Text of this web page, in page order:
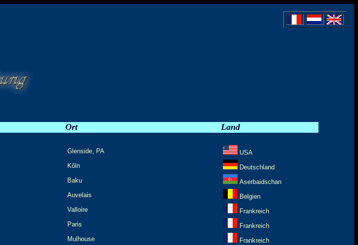
Ort Land
Glenside, PA USA
Kôln Deutschland
Baku Aserbaidschan
Auvelais Belgien
Valloire Frankreich
Paris Frankreich
Mulhouse Frankreich